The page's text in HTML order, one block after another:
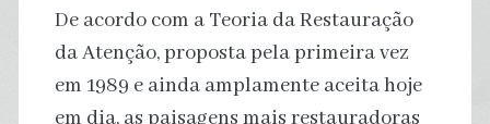
De acordo com a Teoria da Restauração
da Atenção, proposta pela primeira vez
em 1989 e ainda amplamente aceita hoje
em dia, as paisagens mais restauradoras